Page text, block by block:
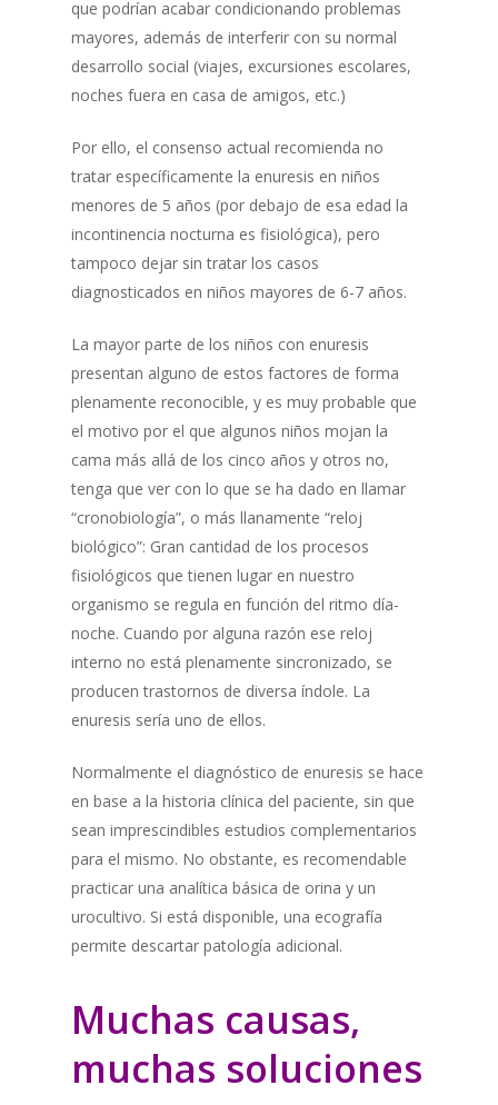
que podrían acabar condicionando problemas
mayores, además de interferir con su normal
desarrollo social (viajes, excursiones escolares,
noches fuera en casa de amigos, etc.)
Por ello, el consenso actual recomienda no
tratar específicamente la enuresis en niños
menores de 5 años (por debajo de esa edad la
incontinencia nocturna es fisiológica), pero
tampoco dejar sin tratar los casos
diagnosticados en niños mayores de 6-7 años.
La mayor parte de los niños con enuresis
presentan alguno de estos factores de forma
plenamente reconocible, y es muy probable que
el motivo por el que algunos niños mojan la
cama más allá de los cinco años y otros no,
tenga que ver con lo que se ha dado en llamar
“cronobiología”, o más llanamente “reloj
biológico”: Gran cantidad de los procesos
fisiológicos que tienen lugar en nuestro
organismo se regula en función del ritmo día-
noche. Cuando por alguna razón ese reloj
interno no está plenamente sincronizado, se
producen trastornos de diversa índole. La
enuresis sería uno de ellos.
Normalmente el diagnóstico de enuresis se hace
en base a la historia clínica del paciente, sin que
sean imprescindibles estudios complementarios
para el mismo. No obstante, es recomendable
practicar una analítica básica de orina y un
urocultivo. Si está disponible, una ecografía
permite descartar patología adicional.
Muchas causas,
muchas soluciones